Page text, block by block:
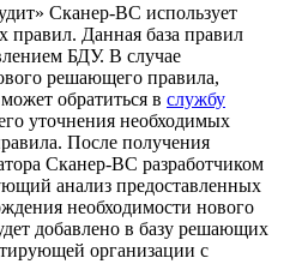
Сканер-ВС использует
Данная база правил
БДУ. В случае
решающего правила,
обратиться в службу
уточнения необходимых
После получения
Сканер-ВС разработчиком
анализ предоставленных
необходимости нового
добавлено в базу решающих
организации с